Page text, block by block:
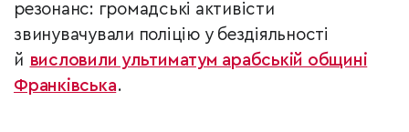
резонанс: громадські активісти
звинувачували поліцію у бездіяльності
й висловили ультиматум арабській общині
Франківська.